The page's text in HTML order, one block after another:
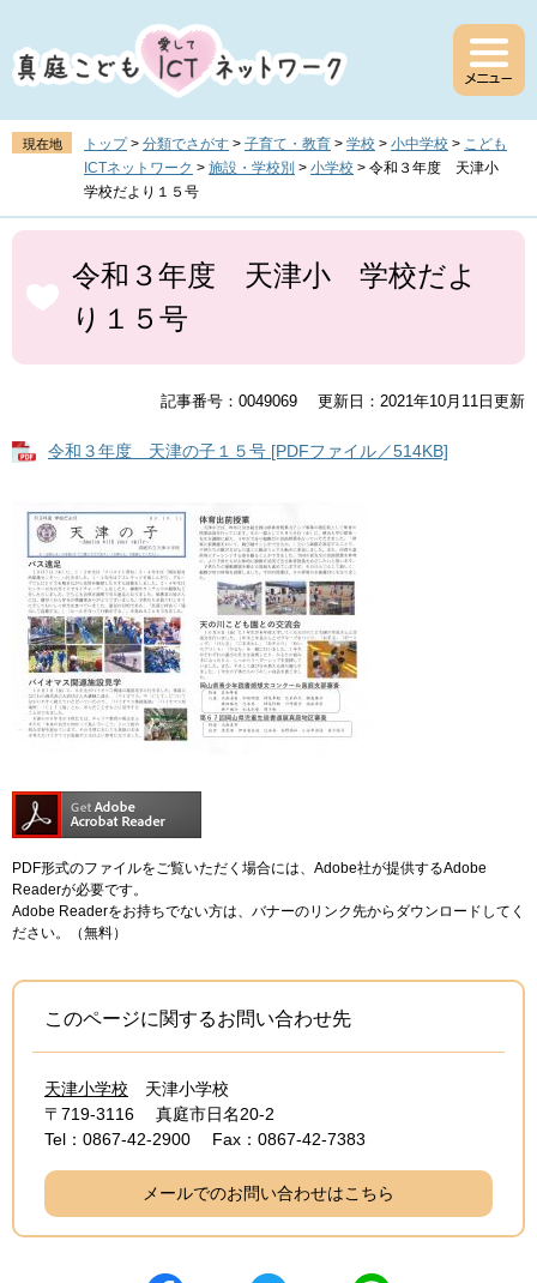
ジ
の
頭
。
ュ
ー
飛
て
本
現在地 トップ > 分類でさがす > 子育て・教育 > 学校 > 小中学校 > こども
ICTネットワーク > 施設・学校別 > 小学校 > 令和３年度 天津小
学校だより１５号
本
令和３年度 天津小 学校だよ
り１５号
記事番号：0049069 更新日：2021年10月11日更新
令和３年度 天津の子１５号 [PDFファイル／514KB]
PDF形式のファイルをご覧いただく場合には、Adobe社が提供するAdobe
Readerが必要です。
Adobe Readerをお持ちでない方は、バナーのリンク先からダウンロードしてく
ださい。（無料）
このページに関するお問い合わせ先
天津小学校
天津小学校
〒719-3116
真庭市日名20-2
Tel：0867-42-2900
Fax：0867-42-7383
メールでのお問い合わせはこちら